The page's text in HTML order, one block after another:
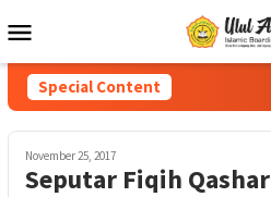
Special Content
November 25, 2017
Seputar Fiqih Qashar